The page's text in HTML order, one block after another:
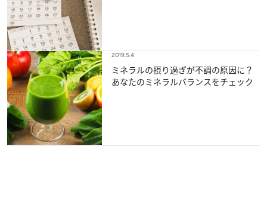
2019.5.4
ミネラルの摂り過ぎが不調の原因に？
あなたのミネラルバランスをチェック